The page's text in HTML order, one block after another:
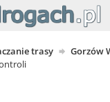
trasy
Gorzów